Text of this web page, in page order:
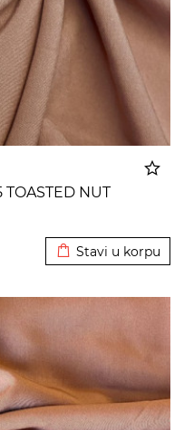
TOASTED NUT
Stavi u korpu